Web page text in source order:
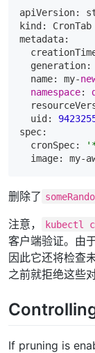
apiVersion:
kind: CronTab
metadata:
  generation:
  name: my-
namespace:
  uid:
spec:
  cronSpec:
删除了
注意，
kubectl
客户端验证。由
因此它还将检查
之前就拒绝这些对
If pruning is